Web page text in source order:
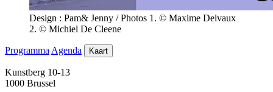
Design : Pam& Jenny / Photos 1. © Maxime Delvaux
2. © Michiel De Cleene
Programma Agenda Kaart
Kunstberg 10-13
1000 Brussel